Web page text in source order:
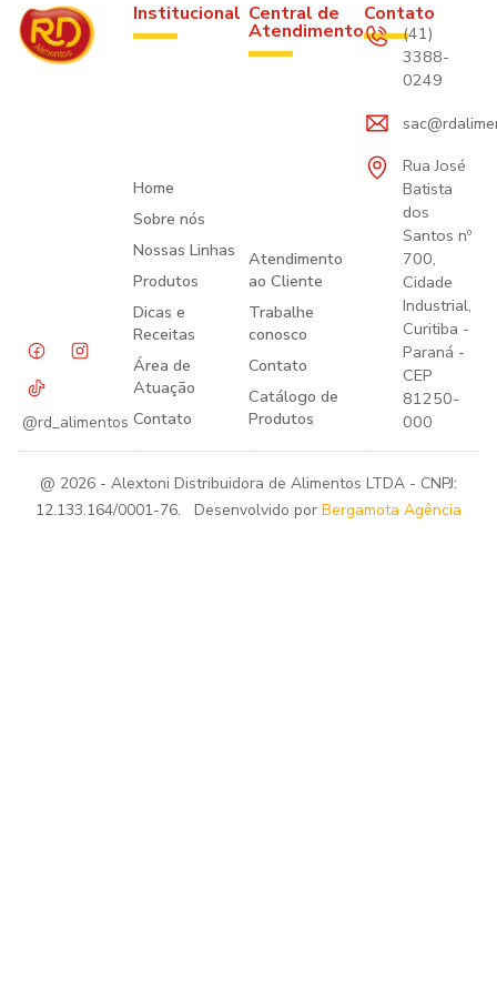
@rd_alimentos
Institucional
Home
Sobre nós
Nossas Linhas
Produtos
Dicas e
Receitas
Área de
Atuação
Contato
Central de
Atendimento
Atendimento
ao Cliente
Trabalhe
conosco
Contato
Catálogo de
Produtos
Contato
(41)
3388-
0249
Rua José
Batista
dos
Santos nº
700,
Cidade
Industrial,
Curitiba -
Paraná -
CEP
81250-
000
@ 2026 - Alextoni Distribuidora de Alimentos LTDA - CNPJ:
12.133.164/0001-76. Desenvolvido por Bergamota Agência